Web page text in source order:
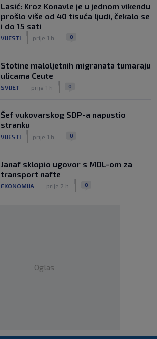
Lasić: Kroz Konavle je u jednom vikendu
prošlo više od 40 tisuća ljudi, čekalo se
i do 15 sati
VIJESTI prije 1 h 0
Stotine maloljetnih migranata tumaraju
ulicama Ceute
SVIJET prije 1 h 0
Šef vukovarskog SDP-a napustio
stranku
VIJESTI prije 1 h 0
Janaf sklopio ugovor s MOL-om za
transport nafte
EKONOMIJA prije 2 h 0
Oglas